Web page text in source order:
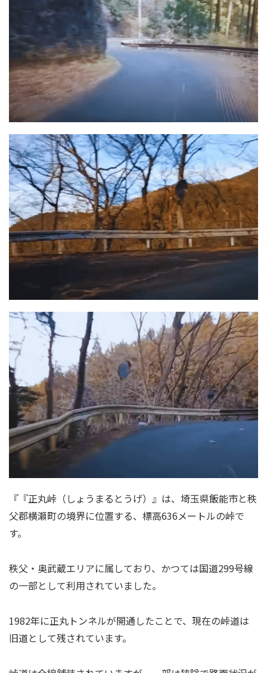
『『正丸峠（しょうまるとうげ）』は、埼玉県飯能市と秩
父郡横瀬町の境界に位置する、標高636メートルの峠で
す。
秩父・奥武蔵エリアに属しており、かつては国道299号線
の一部として利用されていました。
1982年に正丸トンネルが開通したことで、現在の峠道は
旧道として残されています。